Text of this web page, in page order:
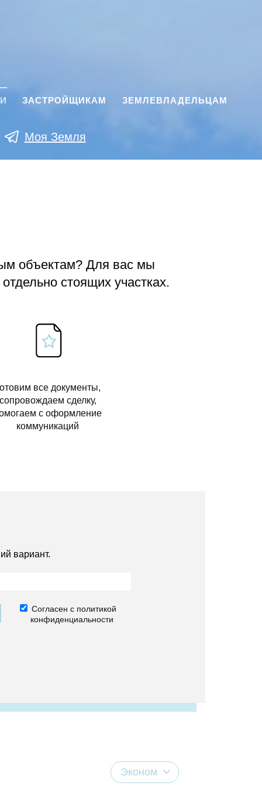
ЗАСТРОЙЩИКАМ ЗЕМЛЕВЛАДЕЛЬЦАМ
Моя Земля
объектам? Для вас мы
стоящих участках.
все документы,
сделку,
с оформление
коммуникаций
вариант.
Согласен с политикой
конфиденциальности
Эконом